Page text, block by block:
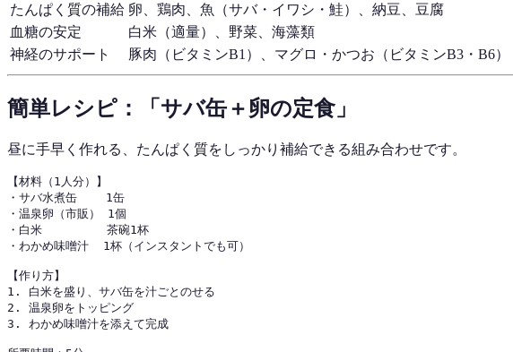
たんぱく質の補給 卵、鶏肉、魚（サバ・イワシ・鮭）、納豆、豆腐
血糖の安定
白米（適量）、野菜、海藻類
神経のサポート
豚肉（ビタミンB1）、マグロ・かつお（ビタミンB3・B6）
簡単レシピ：「サバ缶＋卵の定食」
昼に手早く作れる、たんぱく質をしっかり補給できる組み合わせです。
【材料（1人分）】
・サバ水煮缶    1缶
・温泉卵（市販） 1個
・白米         茶碗1杯
・わかめ味噌汁  1杯（インスタントでも可）
【作り方】
1. 白米を盛り、サバ缶を汁ごとのせる
2. 温泉卵をトッピング
3. わかめ味噌汁を添えて完成